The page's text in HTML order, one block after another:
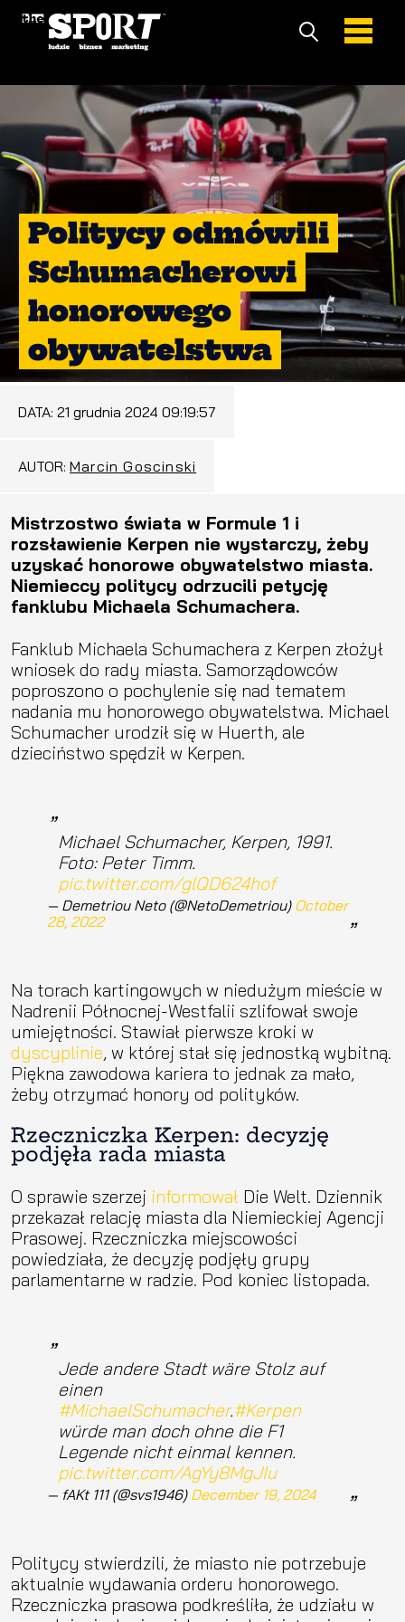
Politycy odmówili
Schumacherowi
honorowego
obywatelstwa
DATA: 21 grudnia 2024 09:19:57
AUTOR: Marcin Goscinski
Mistrzostwo świata w Formule 1 i
rozsławienie Kerpen nie wystarczy, żeby
uzyskać honorowe obywatelstwo miasta.
Niemieccy politycy odrzucili petycję
fanklubu Michaela Schumachera.
Fanklub Michaela Schumachera z Kerpen złożył
wniosek do rady miasta. Samorządowców
poproszono o pochylenie się nad tematem
nadania mu honorowego obywatelstwa. Michael
Schumacher urodził się w Huerth, ale
dzieciństwo spędził w Kerpen.
Michael Schumacher, Kerpen, 1991.
Foto: Peter Timm.
pic.twitter.com/glQD624hof
— Demetriou Neto (@NetoDemetriou) October
28, 2022
Na torach kartingowych w niedużym mieście w
Nadrenii Północnej-Westfalii szlifował swoje
umiejętności. Stawiał pierwsze kroki w
dyscyplinie, w której stał się jednostką wybitną.
Piękna zawodowa kariera to jednak za mało,
żeby otrzymać honory od polityków.
Rzeczniczka Kerpen: decyzję
podjęła rada miasta
O sprawie szerzej informował Die Welt. Dziennik
przekazał relację miasta dla Niemieckiej Agencji
Prasowej. Rzeczniczka miejscowości
powiedziała, że decyzję podjęły grupy
parlamentarne w radzie. Pod koniec listopada.
Jede andere Stadt wäre Stolz auf
einen
#MichaelSchumacher.#Kerpen
würde man doch ohne die F1
Legende nicht einmal kennen.
pic.twitter.com/AgYy8MgJIu
— fAKt 111 (@svs1946) December 19, 2024
Politycy stwierdzili, że miasto nie potrzebuje
aktualnie wydawania orderu honorowego.
Rzeczniczka prasowa podkreśliła, że udziału w